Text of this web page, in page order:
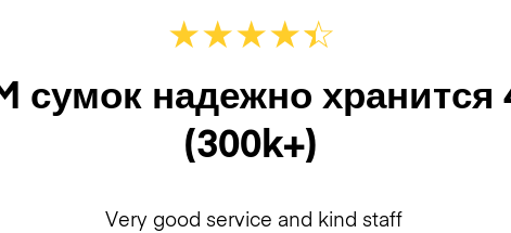
★★★★☆
★
сумок надежно хранится
(300k+)
Very good service and kind staff